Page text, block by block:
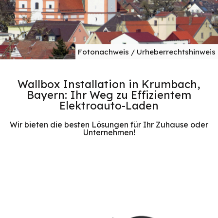
Fotonachweis / Urheberrechtshinweis
Wallbox Installation in Krumbach,
Bayern: Ihr Weg zu Effizientem
Elektroauto-Laden
Wir bieten die besten Lösungen für Ihr Zuhause oder
Unternehmen!